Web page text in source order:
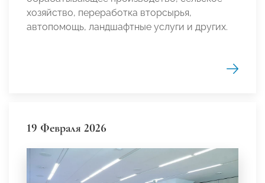
хозяйство, переработка вторсырья,
автопомощь, ландшафтные услуги и других.
19 Февраля 2026